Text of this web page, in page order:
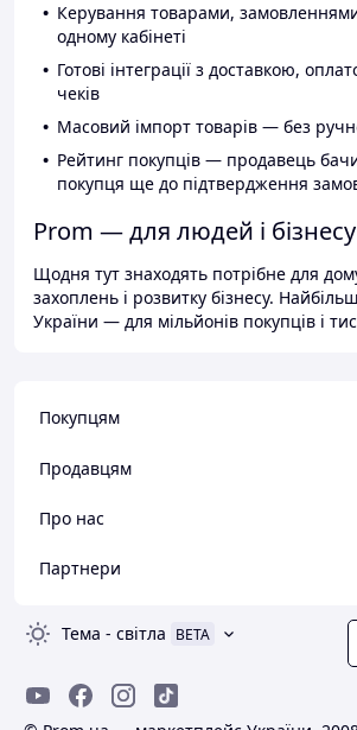
Керування товарами,
одному кабінеті
Готові інтеграції з доставкою,
чеків
Масовий імпорт товарів — без
Рейтинг покупців — продавець
покупця ще до підтвердження
Prom — для людей і бізнесу
Щодня тут знаходять потрібне для
захоплень і розвитку бізнесу.
України — для мільйонів покупців і
Покупцям
Продавцям
Про нас
Партнери
Тема - світла BETA